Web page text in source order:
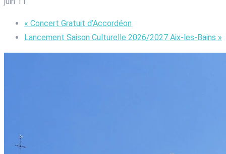
« Concert Gratuit d’Accordéon
Lancement Saison Culturelle 2026/2027 Aix-les-Bains »